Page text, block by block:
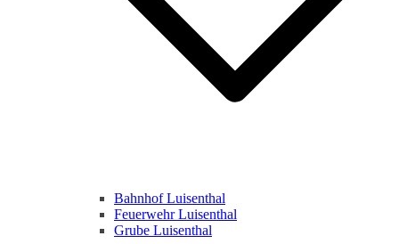
Bahnhof Luisenthal
Feuerwehr Luisenthal
Grube Luisenthal